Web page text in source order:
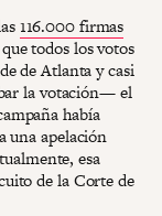
116.000 firmas
todos los votos
de Atlanta y casi
la votación— el
había
una apelación
esa
de la Corte de